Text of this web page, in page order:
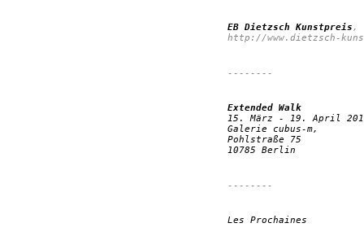
EB Dietzsch Kunstpreis,
http://www.dietzsch-
--------
Extended Walk
15. März - 19. April
Galerie cubus-m,
Pohlstraße 75
10785 Berlin
--------
Les Prochaines